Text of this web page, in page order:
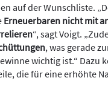
auf der Wunschliste.
Erneuerbaren nicht mit
“, sagt Voigt.
, was gerade
wichtig ist.“ Dazu
die für eine erhöhte